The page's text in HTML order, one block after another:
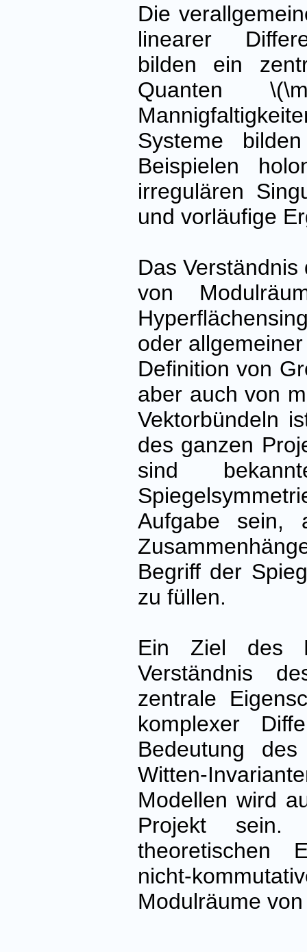
Die
linearer
bilden ein
Quanten
Systeme
Beispielen
irregulären
und vorläufige
Das
von
oder
Definition von
aber auch von
Vektorbündeln
des ganzen
sind
Aufgabe sein,
Begriff der
zu füllen.
Ein Ziel des
Verständnis
zentrale
komplexer
Bedeutung
Witten-
Modellen wird
Projekt sein.
theoretischen
nicht-
Modulräume